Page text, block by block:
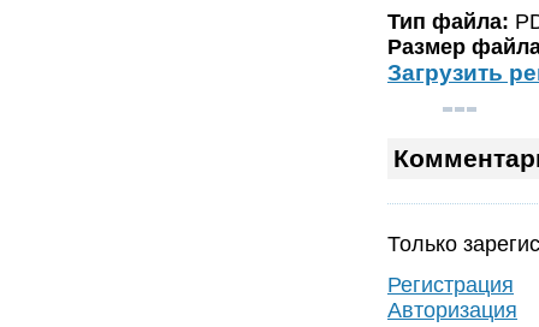
Тип файла:
Размер
Загрузить
Только
Регистрация
Авторизация